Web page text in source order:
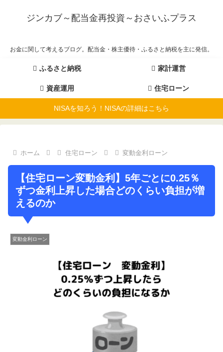
ジンカブ～配当金再投資～おさいふプラス
お金に関して考えるブログ。配当金・株主優待・ふるさと納税を主に発信。
ふるさと納税 家計運営
資産運用 住宅ローン
NISAを知ろう！NISAの詳細はこちら
ホーム 住宅ローン 変動金利ローン
【住宅ローン変動金利】5年ごとに0.25％
ずつ金利上昇した場合どのくらい負担が増
えるのか
変動金利ローン